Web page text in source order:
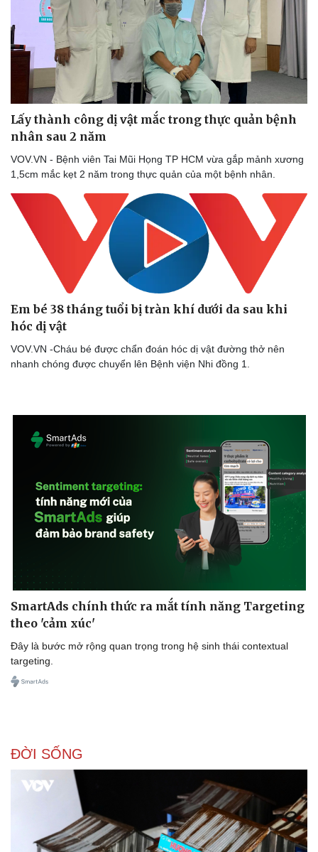
Lấy thành công dị vật mắc trong thực quản bệnh
nhân sau 2 năm
VOV.VN - Bệnh viên Tai Mũi Họng TP HCM vừa gắp mảnh xương
1,5cm mắc kẹt 2 năm trong thực quản của một bệnh nhân.
Em bé 38 tháng tuổi bị tràn khí dưới da sau khi
hóc dị vật
VOV.VN -Cháu bé được chẩn đoán hóc dị vật đường thở nên
nhanh chóng được chuyển lên Bệnh viện Nhi đồng 1.
SmartAds chính thức ra mắt tính năng Targeting
theo 'cảm xúc'
Đây là bước mở rộng quan trọng trong hệ sinh thái contextual
targeting.
ĐỜI SỐNG